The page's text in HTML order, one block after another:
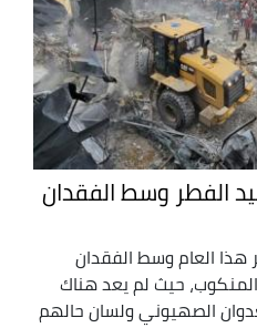
الفطر وسط الفقدان
العام وسط الفقدان
حيث لم يعد هناك
الصهيوني ولسان حالهم